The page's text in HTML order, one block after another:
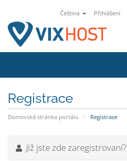
Čeština Přihlášení
Registrace
Domovská stránka portálu Registrace
Již jste zde zaregistrovaní?